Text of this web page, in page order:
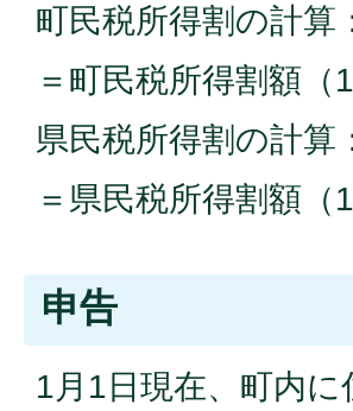
町民税所得割の計算
＝町民税所得割額
県民税所得割の計算
＝県民税所得割額
申告
1月1日現在、町内